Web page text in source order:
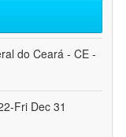
do Ceará - CE -
Fri Dec 31